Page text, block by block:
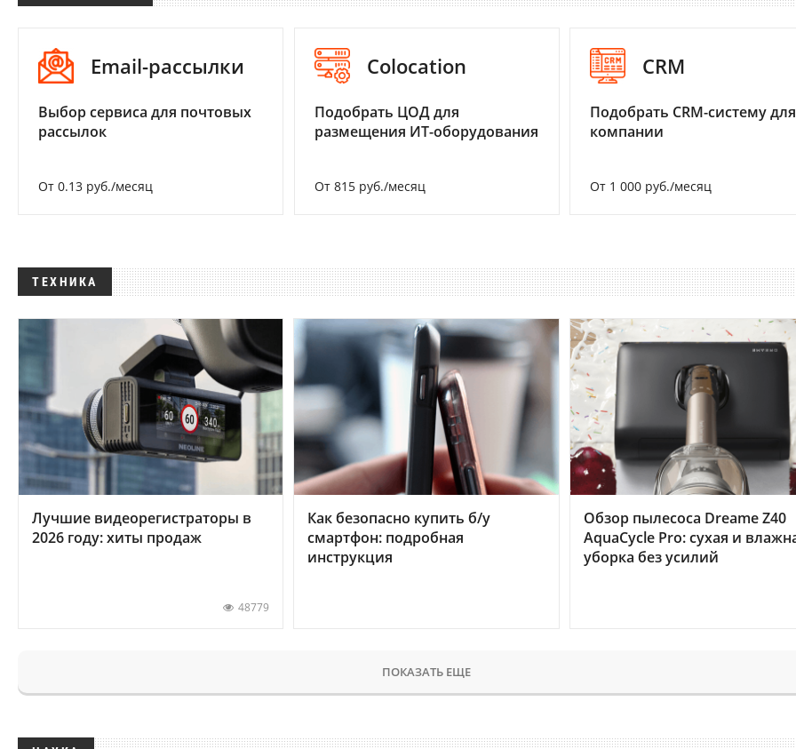
Email-рассылки
Выбор сервиса для почтовых
рассылок
От 0.13 руб./месяц
Colocation
Подобрать ЦОД для
размещения ИТ-оборудования
От 815 руб./месяц
CRM
Подобрать CRM-систему для
компании
От 1 000 руб./месяц
ТЕХНИКА
Лучшие видеорегистраторы в
2026 году: хиты продаж
48779
Как безопасно купить б/у
смартфон: подробная
инструкция
Обзор пылесоса Dreame Z40
AquaCycle Pro: сухая и
уборка без усилий
ПОКАЗАТЬ ЕЩЕ